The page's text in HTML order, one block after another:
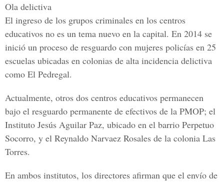
Ola delictiva
El ingreso de los grupos criminales en los centros
educativos no es un tema nuevo en la capital. En 2014 se
inició un proceso de resguardo con mujeres policías en 25
escuelas ubicadas en colonias de alta incidencia delictiva
como El Pedregal.
Actualmente, otros dos centros educativos permanecen
bajo el resguardo permanente de efectivos de la PMOP; el
Instituto Jesús Aguilar Paz, ubicado en el barrio Perpetuo
Socorro, y el Reynaldo Narvaez Rosales de la colonia Las
Torres.
En ambos institutos, los directores afirman que el envío de